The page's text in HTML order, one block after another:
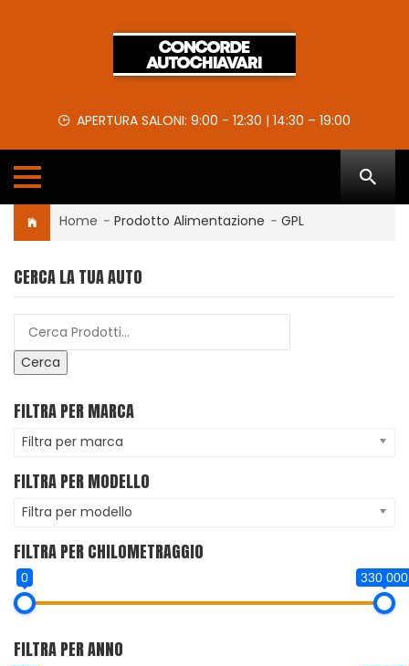
APERTURA SALONI: 9:00 - 12:30 | 14:30 – 19:00
Home - Prodotto Alimentazione - GPL
CERCA LA TUA AUTO
Cerca
FILTRA PER MARCA
Filtra per marca
FILTRA PER MODELLO
Filtra per modello
FILTRA PER CHILOMETRAGGIO
0 330 000
FILTRA PER ANNO